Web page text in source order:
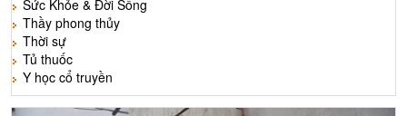
Sức Khỏe & Đời Sống
Thầy phong thủy
Thời sự
Tủ thuốc
Y học cổ truyền